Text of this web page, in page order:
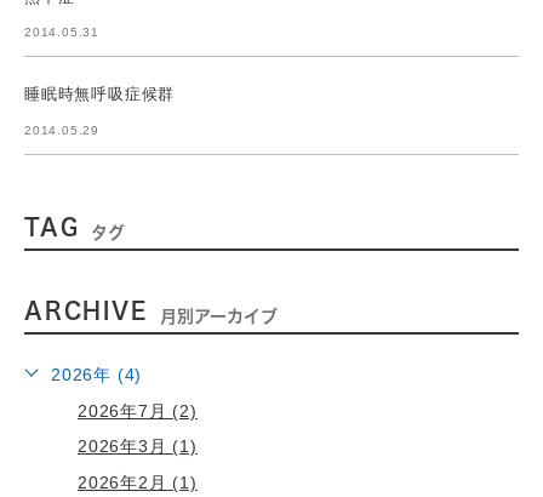
2014.05.31
睡眠時無呼吸症候群
2014.05.29
TAG タグ
ARCHIVE 月別アーカイブ
2026年 (4)
2026年7月 (2)
2026年3月 (1)
2026年2月 (1)